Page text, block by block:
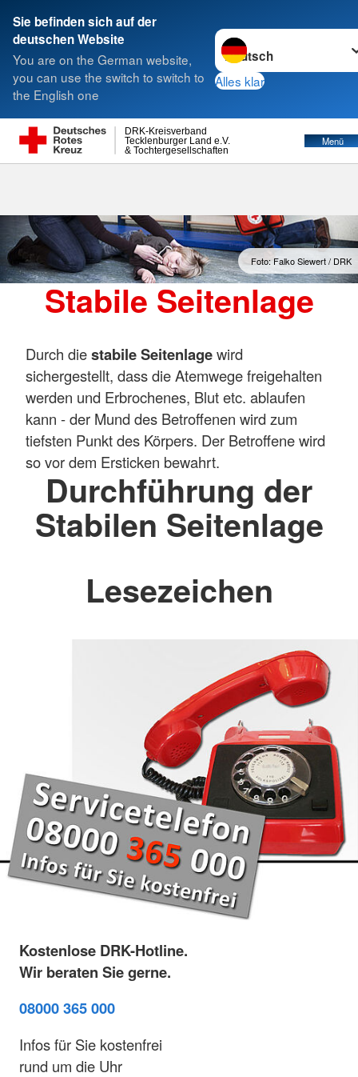
Sie befinden sich auf der
deutschen Website
You are on the German website,
you can use the switch to switch to
the English one
Sprache wechseln zu
Alles klar
& Tochtergesellschaften
Tecklenburger Land e.V.
DRK-Kreisverband
Menü
Suche
Foto: Falko Siewert / DRK
Stabile Seitenlage
Durch diestabile Seitenlagewird
sichergestellt, dass die Atemwege freigehalten
werden und Erbrochenes, Blut etc. ablaufen
kann - der Mund des Betroffenen wird zum
tiefsten Punkt des Körpers. Der Betroffene wird
so vor dem Ersticken bewahrt.
Durchführung der
Stabilen Seitenlage
Lesezeichen
Kostenlose DRK-Hotline.
Wir beraten Sie gerne.
08000 365 000
Infos für Sie kostenfrei
rund um die Uhr